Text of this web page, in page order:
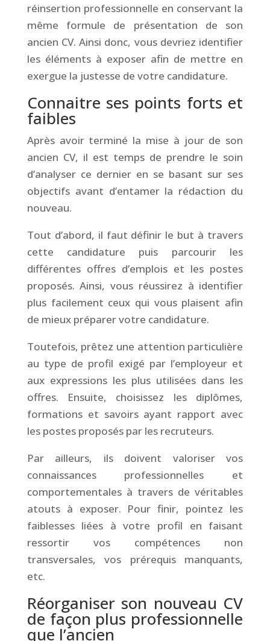
réinsertion professionnelle en conservant la
même formule de présentation de son
ancien CV. Ainsi donc, vous devriez identifier
les éléments à exposer afin de mettre en
exergue la justesse de votre candidature.
Connaitre ses points forts et
faibles
Après avoir terminé la mise à jour de son
ancien CV, il est temps de prendre le soin
d’analyser ce dernier en se basant sur ses
objectifs avant d’entamer la rédaction du
nouveau.
Tout d’abord, il faut définir le but à travers
cette candidature puis parcourir les
différentes offres d’emplois et les postes
proposés. Ainsi, vous réussirez à identifier
plus facilement ceux qui vous plaisent afin
de mieux préparer votre candidature.
Toutefois, prêtez une attention particulière
au type de profil exigé par l’employeur et
aux expressions les plus utilisées dans les
offres. Ensuite, choisissez les diplômes,
formations et savoirs ayant rapport avec
les postes proposés par les recruteurs.
Par ailleurs, ils doivent valoriser vos
connaissances professionnelles et
comportementales à travers de véritables
atouts à exposer. Pour finir, pointez les
faiblesses liées à votre profil en faisant
ressortir vos compétences non
transversales, vos prérequis manquants,
etc.
Réorganiser son nouveau CV
de façon plus professionnelle
que l’ancien